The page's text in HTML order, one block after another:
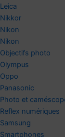
Leica
Nikkor
Nikon
Nikon
Objectifs photo
Olympus
Oppo
Panasonic
Photo et
Reflex numériques
Samsung
Smartphones